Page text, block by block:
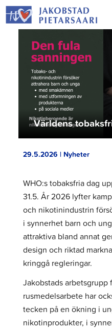
Hoppa
till
innehållet
Världens
29.5.2026 | Nyheter
WHO:s tobaksfria dag
31.5. År 2026 lyfter
och nikotinindustrin
i synnerhet barn och
attraktiva bland annat
design och riktad
kringgå regleringar.
Jakobstads
rusmedelsarbete har
tecken på en ökning i
nikotinprodukter, i